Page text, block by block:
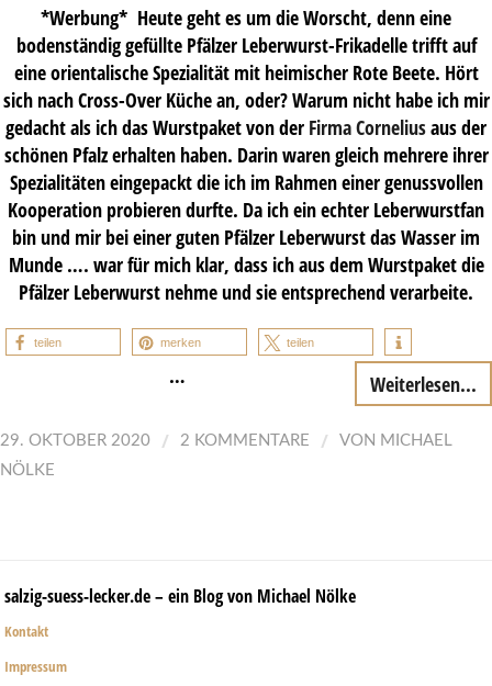
*Werbung* Heute geht es um die Worscht, denn eine
bodenständig gefüllte Pfälzer Leberwurst-Frikadelle trifft auf
eine orientalische Spezialität mit heimischer Rote Beete. Hört
sich nach Cross-Over Küche an, oder? Warum nicht habe ich mir
gedacht als ich das Wurstpaket von der Firma Corneliusaus der
schönen Pfalz erhalten haben. Darin waren gleich mehrere ihrer
Spezialitäten eingepackt die ich im Rahmen einer genussvollen
Kooperation probieren durfte. Da ich ein echter Leberwurstfan
bin und mir bei einer guten Pfälzer Leberwurst das Wasser im
Munde …. war für mich klar, dass ich aus dem Wurstpaket die
Pfälzer Leberwurst nehme und sie entsprechend verarbeite.
teilen merken teilen
… Weiterlesen...
29. OKTOBER 2020 / 2 KOMMENTARE / VON MICHAEL
NÖLKE
salzig-suess-lecker.de – ein Blog von Michael Nölke
Kontakt
Impressum